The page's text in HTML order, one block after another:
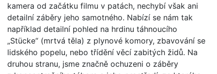
kamera od začátku filmu v patách, nechybí však ani
detailní záběry jeho samotného. Nabízí se nám tak
například detailní pohled na hrdinu táhnoucího
„Stücke“ (mrtvá těla) z plynové komory, zbavování se
lidského popelu, nebo třídění věcí zabitých židů. Na
druhou stranu, jsme značně ochuzeni o záběry